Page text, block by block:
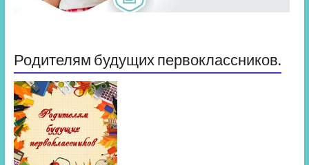
Родителям будущих первоклассников.